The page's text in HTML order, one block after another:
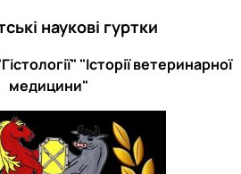
наукові гуртки
"Історії ветеринарної
медицини"